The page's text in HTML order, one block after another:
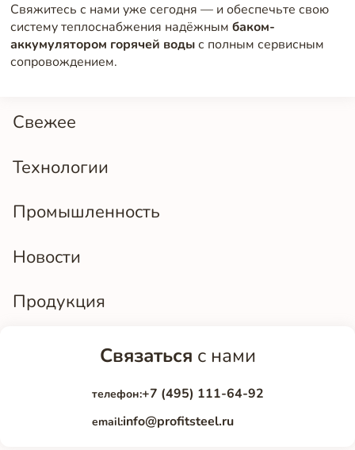
Свежее
Технологии
Промышленность
Новости
Продукция
Свяжитесь с нами уже сегодня — и обеспечьте свою
систему теплоснабжения надёжным баком-
аккумулятором горячей водыс полным сервисным
сопровождением.
Связаться с нами
телефон:+7 (495) 111-64-92
email:info@profitsteel.ru